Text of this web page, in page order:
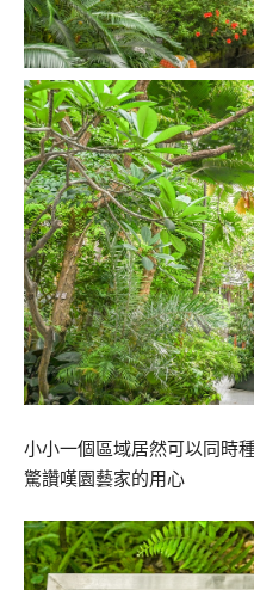
小小一個區域居然可以同時
驚讚嘆園藝家的用心